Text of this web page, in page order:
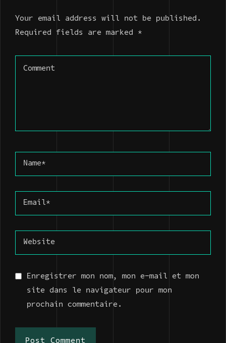
Your email address will not be published.
Required fields are marked *
Enregistrer mon nom, mon e-mail et mon
site dans le navigateur pour mon
prochain commentaire.
Post Comment